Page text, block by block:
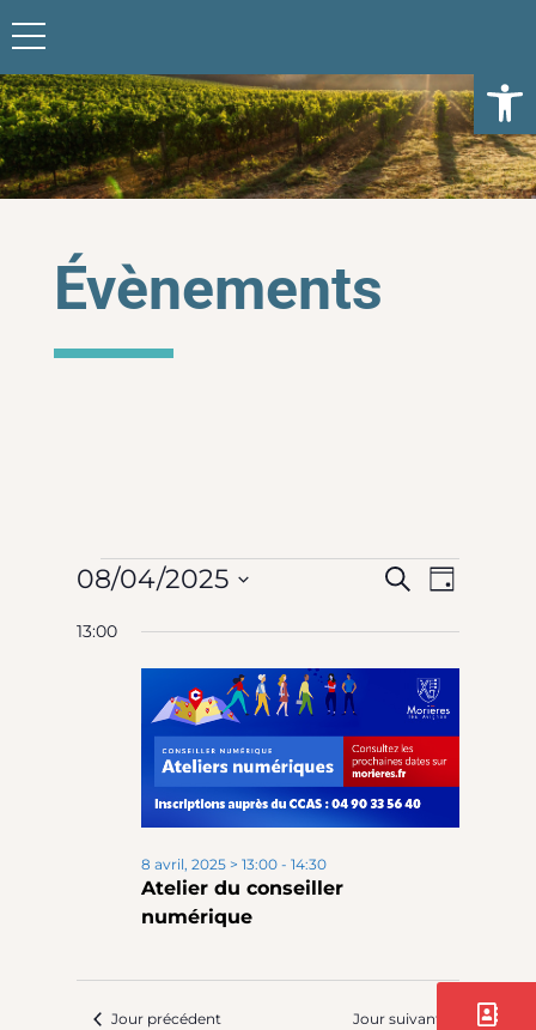
Ouvrir
Évènements
for
avril,
2025
et
de
Recherche
Jour
08/04/2025
une
13:00
Atelier du conseiller
numérique
8 avril, 2025 > 13:00 -14:30
Jour précédent Jour suivant Contact